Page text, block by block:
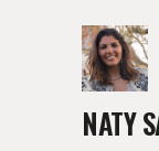
NATY